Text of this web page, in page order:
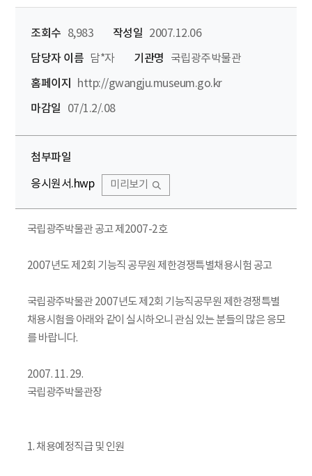
조회수 8,983 작성일
2007.12.06
담당자 이름 담*자 기관명
국립광주박물관
홈페이지
http://gwangju.museum.go.kr
마감일
07/1.2/.08
첨부파일
응시원서.hwp 미리보기
국립광주박물관 공고 제2007-2호
2007년도 제2회 기능직 공무원 제한경쟁특별채용시험 공고
국립광주박물관 2007년도 제2회 기능직공무원 제한경쟁특별
채용시험을 아래와 같이 실시하오니 관심 있는 분들의 많은 응모
를 바랍니다.
2007. 11. 29.
국립광주박물관장
1. 채용예정직급 및 인원